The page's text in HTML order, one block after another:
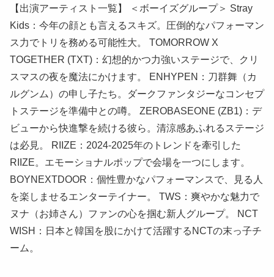
【出演アーティスト一覧】 ＜ボーイズグループ＞ Stray
Kids：今年の顔とも言えるスキズ。圧倒的なパフォーマン
ス力でトリを務める可能性大。 TOMORROW X
TOGETHER (TXT)：幻想的かつ力強いステージで、クリ
スマスの夜を魔法にかけます。 ENHYPEN：刀群舞（カ
ルグンム）の申し子たち。ダークファンタジーなコンセプ
トステージを準備中との噂。 ZEROBASEONE (ZB1)：デ
ビューから快進撃を続ける彼ら。清涼感あふれるステージ
は必見。 RIIZE：2024-2025年のトレンドを牽引した
RIIZE。エモーショナルポップで会場を一つにします。
BOYNEXTDOOR：個性豊かなパフォーマンスで、見る人
を楽しませるエンターテイナー。 TWS：爽やかな魅力で
ヌナ（お姉さん）ファンの心を掴む新人グループ。 NCT
WISH：日本と韓国を股にかけて活躍するNCTの末っ子チ
ーム。